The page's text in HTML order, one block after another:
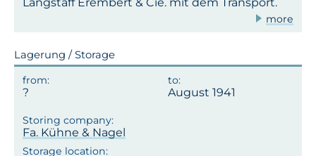
more
Lagerung / Storage
August 1941
Fa. Kühne & Nagel